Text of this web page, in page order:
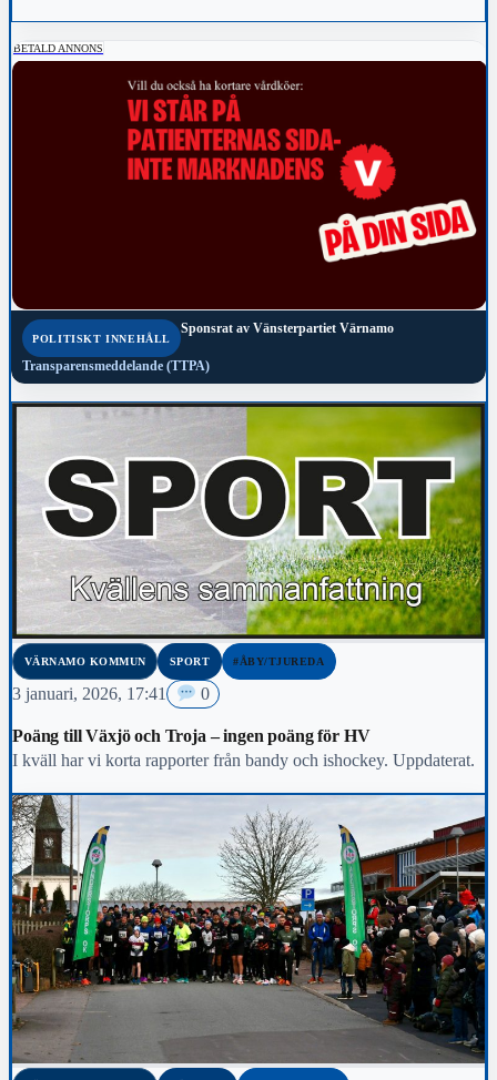
BETALD ANNONS
POLITISKT INNEHÅLL
Sponsrat av Vänsterpartiet Värnamo
Transparensmeddelande (TTPA)
VÄRNAMO KOMMUN SPORT #ÅBY/TJUREDA
3 januari, 2026, 17:41 0
Poäng till Växjö och Troja – ingen poäng för HV
I kväll har vi korta rapporter från bandy och ishockey. Uppdaterat.